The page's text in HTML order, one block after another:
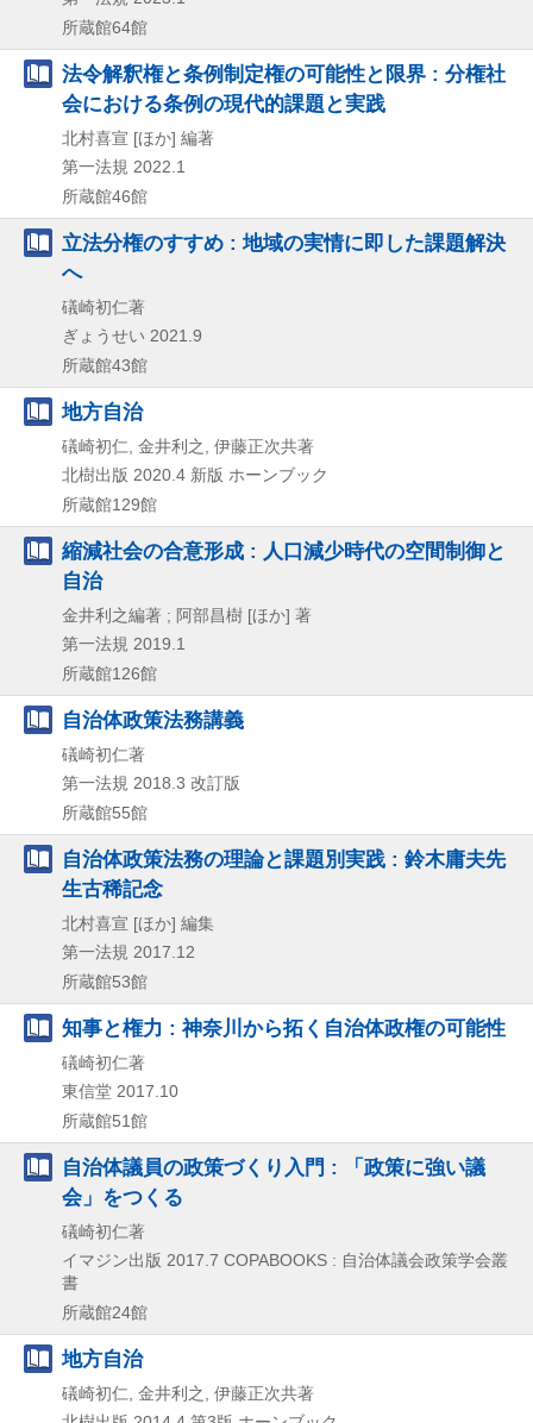
所蔵館64館
法令解釈権と条例制定権の可能性と限界 : 分権社
会における条例の現代的課題と実践
北村喜宣 [ほか] 編著
第一法規 2022.1
所蔵館46館
立法分権のすすめ : 地域の実情に即した課題解決
へ
礒崎初仁著
ぎょうせい 2021.9
所蔵館43館
地方自治
礒崎初仁, 金井利之, 伊藤正次共著
北樹出版 2020.4 新版 ホーンブック
所蔵館129館
縮減社会の合意形成 : 人口減少時代の空間制御と
自治
金井利之編著 ; 阿部昌樹 [ほか] 著
第一法規 2019.1
所蔵館126館
自治体政策法務講義
礒崎初仁著
第一法規 2018.3 改訂版
所蔵館55館
自治体政策法務の理論と課題別実践 : 鈴木庸夫先
生古稀記念
北村喜宣 [ほか] 編集
第一法規 2017.12
所蔵館53館
知事と権力 : 神奈川から拓く自治体政権の可能性
礒崎初仁著
東信堂 2017.10
所蔵館51館
自治体議員の政策づくり入門 : 「政策に強い議
会」をつくる
礒崎初仁著
イマジン出版 2017.7 COPABOOKS : 自治体議会政策学会叢
書
所蔵館24館
地方自治
礒崎初仁, 金井利之, 伊藤正次共著